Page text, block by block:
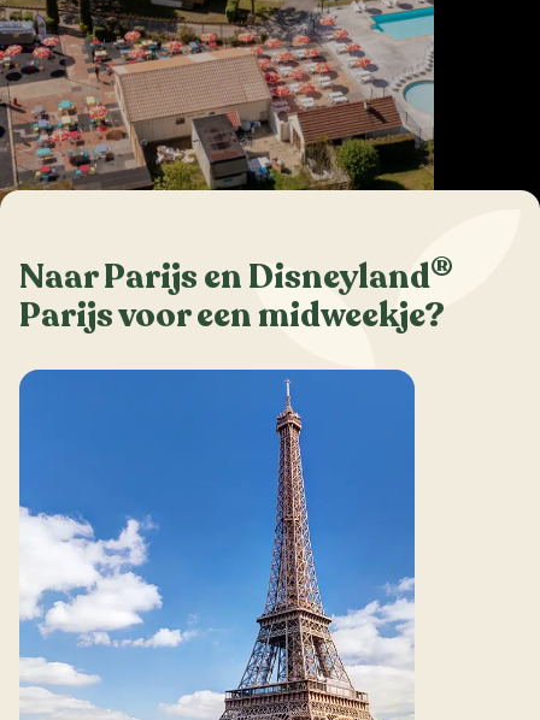
Naar Parijs en Disneyland®
Parijs voor een midweekje?